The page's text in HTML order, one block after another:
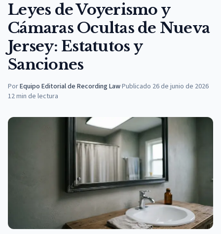
Leyes de Voyerismo y
Cámaras Ocultas de Nueva
Jersey: Estatutos y
Sanciones
PorEquipo Editorial de Recording Law·Publicado 26 de junio de 2026
12min de lectura